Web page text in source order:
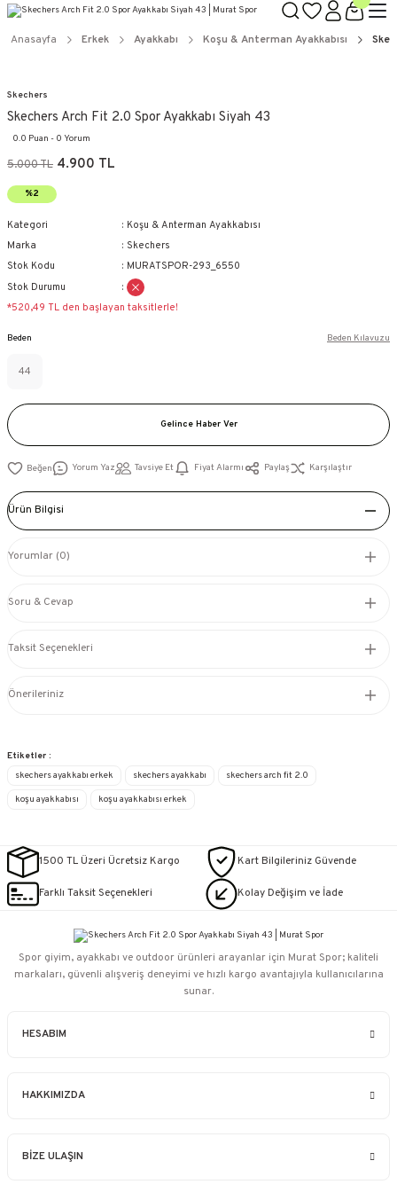
Anasayfa Erkek Ayakkabı Koşu & Anterman Ayakkabısı
Skechers
Skechers Arch Fit 2.0 Spor Ayakkabı Siyah 43
0.0 Puan - 0 Yorum
5.000 TL 4.900 TL
%2
Kategori
Koşu & Anterman Ayakkabısı
Marka
Skechers
Stok Kodu
MURATSPOR-293_6550
Stok Durumu
*520,49 TL den başlayan taksitlerle!
Beden
44
Beden Kılavuzu
Gelince Haber Ver
Yorum Yaz Tavsiye Et Fiyat Alarmı Paylaş Karşılaştır
Ürün Bilgisi
Yorumlar (0)
Soru & Cevap
Taksit Seçenekleri
Önerileriniz
Etiketler :
skechers ayakkabı erkek
skechers ayakkabı skechers arch fit 2.0
koşu ayakkabısı koşu ayakkabısı erkek
1500 TL Üzeri Ücretsiz Kargo Kart Bilgileriniz Güvende
Farklı Taksit Seçenekleri Kolay Değişim ve İade
HESABIM
HAKKIMIZDA
BİZE ULAŞIN
Spor giyim, ayakkabı ve outdoor ürünleri arayanlar için Murat Spor; kaliteli
markaları, güvenli alışveriş deneyimi ve hızlı kargo avantajıyla kullanıcılarına
sunar.